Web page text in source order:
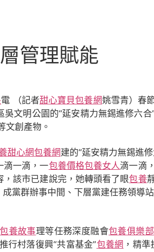
管理賦能
電 （記者甜心寶貝包養網姚雪青）春
吳文明公園的“延安精力無錫進修六
文創產物。
甜心網包養網建的“延安精力無錫進
滴一滴，一包養價格包養女人滴一滴
該市已建說完，她轉頭看了眼包養
黨群辦事中間、下層黨建任務領導
包養故事理等任務深度融會包養俱樂部
行村落復興“共富基金”包養網 ，精準